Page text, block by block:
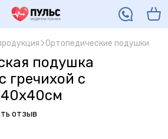
Ортопедические подушки
подушка
гречихой с
отзыв